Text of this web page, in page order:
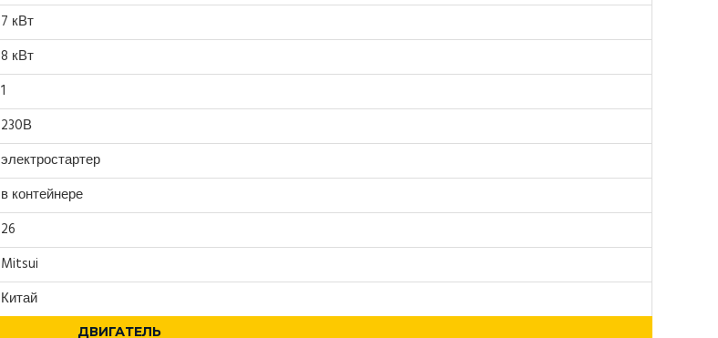
7 кВт
8 кВт
1
230В
электростартер
в контейнере
26
Mitsui
Китай
ДВИГАТЕЛЬ